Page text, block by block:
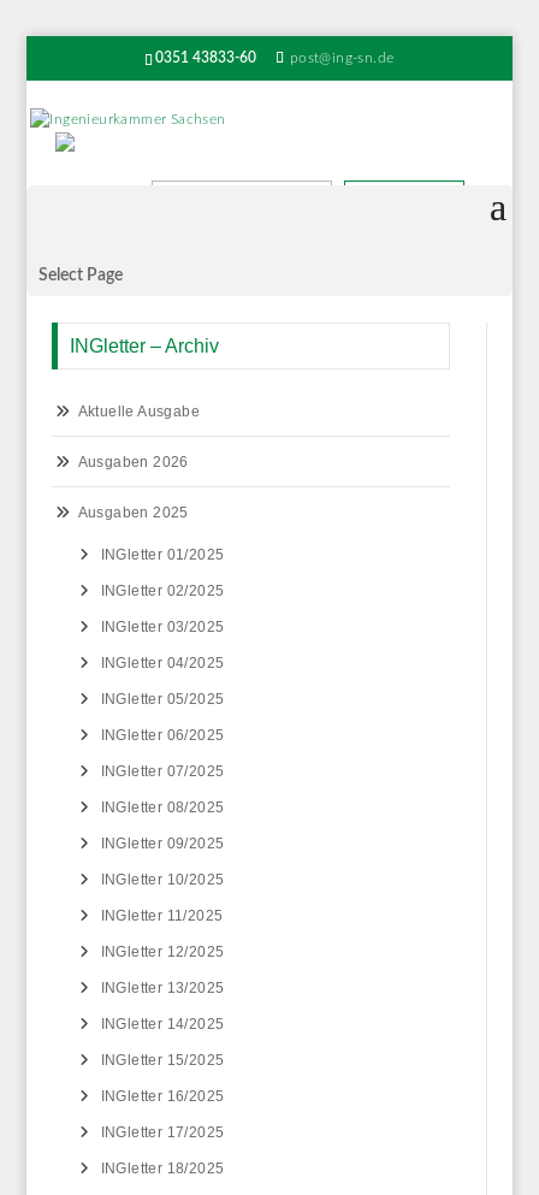
0351 43833-60 post@ing-sn.de
Select Page
INGletter – Archiv
Aktuelle Ausgabe
Ausgaben 2026
Ausgaben 2025
INGletter 01/2025
INGletter 02/2025
INGletter 03/2025
INGletter 04/2025
INGletter 05/2025
INGletter 06/2025
INGletter 07/2025
INGletter 08/2025
INGletter 09/2025
INGletter 10/2025
INGletter 11/2025
INGletter 12/2025
INGletter 13/2025
INGletter 14/2025
INGletter 15/2025
INGletter 16/2025
INGletter 17/2025
INGletter 18/2025